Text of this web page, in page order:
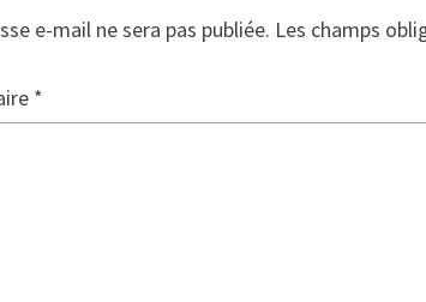
e-mail ne sera pas publiée. Les champs
*